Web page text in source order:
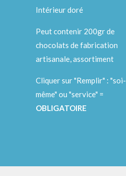
Intérieur doré
Peut contenir 200gr de
chocolats de fabrication
artisanale, assortiment
Cliquer sur "Remplir" : "soi-
même" ou "service" =
OBLIGATOIRE